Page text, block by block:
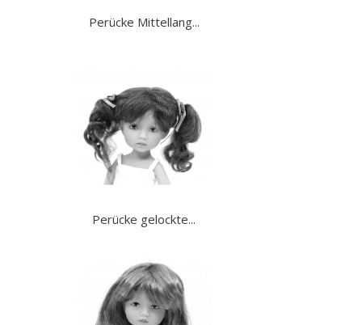
Perücke Mittellang...
Perücke gelockte...